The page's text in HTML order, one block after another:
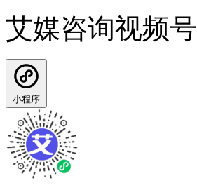
艾媒咨询视频号
小程序